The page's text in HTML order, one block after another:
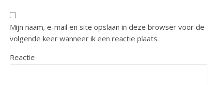
Mijn naam, e-mail en site opslaan in deze browser voor de
volgende keer wanneer ik een reactie plaats.
Reactie